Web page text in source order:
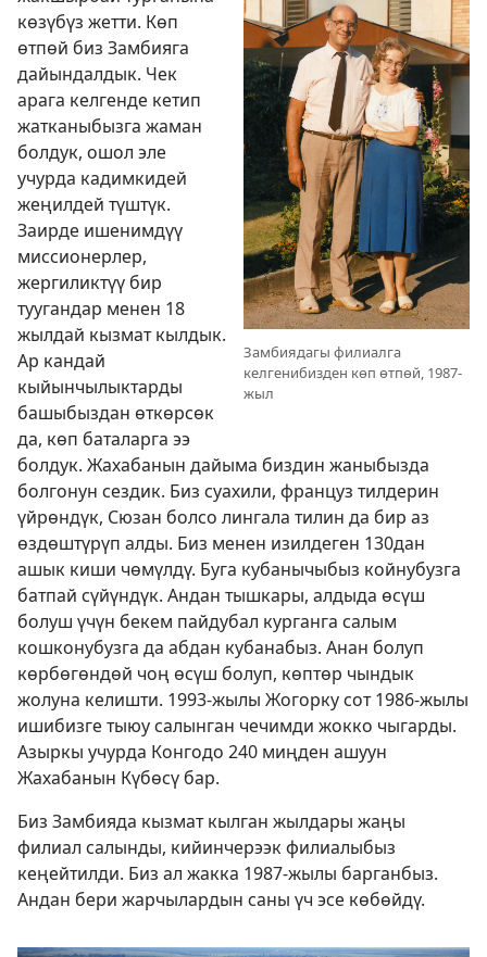
Замбиядагы филиалга
келгенибизден көп өтпөй, 1987-
жыл
көзүбүз жетти. Көп
өтпөй биз Замбияга
дайындалдык. Чек
арага келгенде кетип
жатканыбызга жаман
болдук, ошол эле
учурда кадимкидей
жеңилдей түштүк.
Заирде ишенимдүү
миссионерлер,
жергиликтүү бир
туугандар менен 18
жылдай кызмат кылдык.
Ар кандай
кыйынчылыктарды
башыбыздан өткөрсөк
да, көп баталарга ээ
болдук. Жахабанын дайыма биздин жаныбызда
болгонун сездик. Биз суахили, француз тилдерин
үйрөндүк, Сюзан болсо лингала тилин да бир аз
өздөштүрүп алды. Биз менен изилдеген 130дан
ашык киши чөмүлдү. Буга кубанычыбыз койнубузга
батпай сүйүндүк. Андан тышкары, алдыда өсүш
болуш үчүн бекем пайдубал курганга салым
кошконубузга да абдан кубанабыз. Анан болуп
көрбөгөндөй чоң өсүш болуп, көптөр чындык
жолуна келишти. 1993-жылы Жогорку сот 1986-жылы
ишибизге тыюу салынган чечимди жокко чыгарды.
Азыркы учурда Конгодо 240 миңден ашуун
Жахабанын Күбөсү бар.
Биз Замбияда кызмат кылган жылдары жаңы
филиал салынды, кийинчерээк филиалыбыз
кеңейтилди. Биз ал жакка 1987-жылы барганбыз.
Андан бери жарчылардын саны үч эсе көбөйдү.